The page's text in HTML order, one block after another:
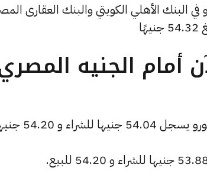
في البنك الأهلي الكويتي والبنك العقارى
أمام الجنيه
54.20 جنيها للبيع.